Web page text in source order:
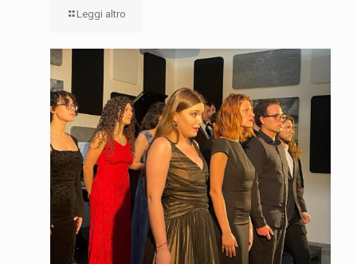
Leggi altro